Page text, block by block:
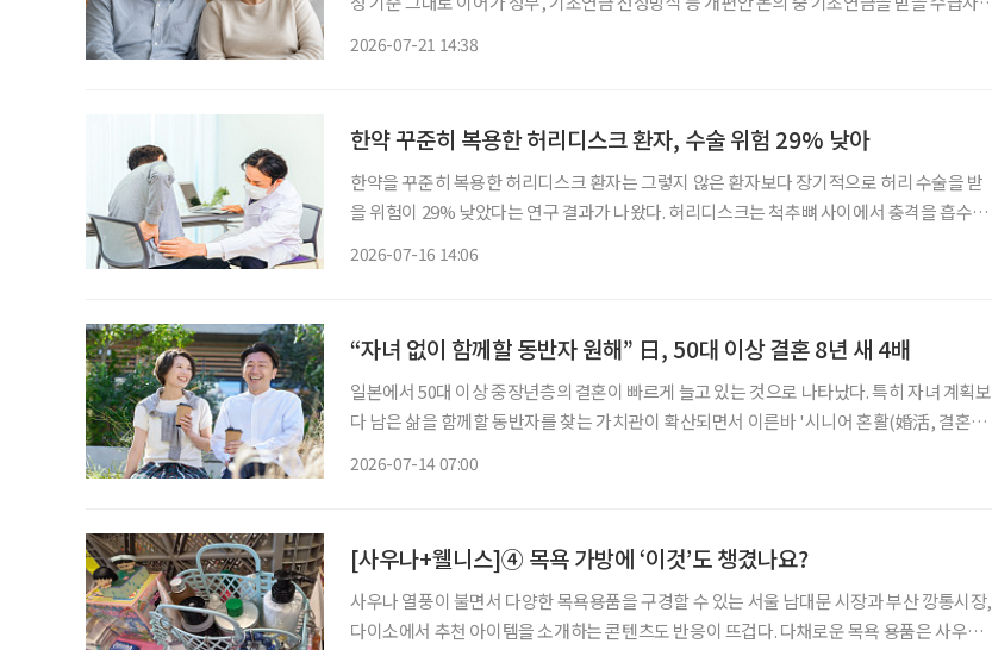
2026-07-21 14:38
한약 꾸준히 복용한 허리디스크 환자, 수술 위험 29% 낮아
한약을 꾸준히 복용한 허리디스크 환자는 그렇지 않은 환자보다 장기적으로 허리 수술을 받
을 위험이 29% 낮았다는 연구 결과가 나왔다. 허리디스크는 척추뼈 사이에서 충격을 흡수하
2026-07-16 14:06
“자녀 없이 함께할 동반자 원해” 日, 50대 이상 결혼 8년 새 4배
일본에서 50대 이상 중장년층의 결혼이 빠르게 늘고 있는 것으로 나타났다. 특히 자녀 계획보
다 남은 삶을 함께할 동반자를 찾는 가치관이 확산되면서 이른바 '시니어 혼활(婚活, 결혼활
2026-07-14 07:00
[사우나+웰니스]④ 목욕 가방에 ‘이것’도 챙겼나요?
사우나 열풍이 불면서 다양한 목욕용품을 구경할 수 있는 서울 남대문 시장과 부산 깡통시장,
다이소에서 추천 아이템을 소개하는 콘텐츠도 반응이 뜨겁다. 다채로운 목욕 용품은 사우나